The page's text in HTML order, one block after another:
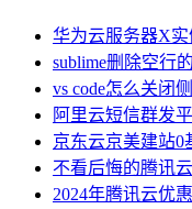
华为云服务器X实
sublime删除空行
vs code怎么关闭
阿里云短信群发
京东云京美建站0
不看后悔的腾讯
2024年腾讯云优